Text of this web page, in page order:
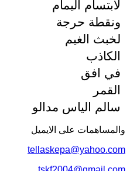
لابتسام اليمام
ونقطة حرجة
لخبث الغيم
الكاذب
في افق
القمر
سالم الياس مدالو
والمساهمات علی الایمیل
tellaskepa@yahoo.com